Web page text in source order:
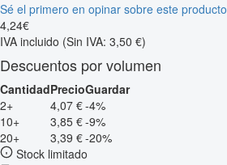
Sé el primero en opinar sobre este producto
4,24€
IVA incluido (Sin IVA: 3,50 €)
Descuentos por volumen
CantidadPrecioGuardar
2+
4,07 €-4%
10+
3,85 €-9%
20+
3,39 €-20%
Stock limitado